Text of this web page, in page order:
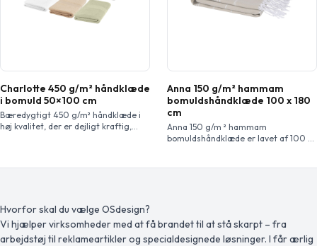
Charlotte 450 g/m² håndklæde
i bomuld 50×100 cm
Bæredygtigt 450 g/m² håndklæde i
høj kvalitet, der er dejligt kraftig,
socialt ansvarlige arbejdsvilkår og er
uden skadelige kemikalier eller
syntetiske materialer. Findes i flere
flotte farver til at […]
Anna 150 g/m² hammam
bomuldshåndklæde 100 x 180
cm
Anna 150 g/m ² hammam
bomuldshåndklæde er lavet af 100 %
Hvorfor skal du vælge OSdesign?
Vi hjælper virksomheder med at få brandet til at stå skarpt – fra
arbejdstøj til reklameartikler og specialdesignede løsninger. I får ærlig